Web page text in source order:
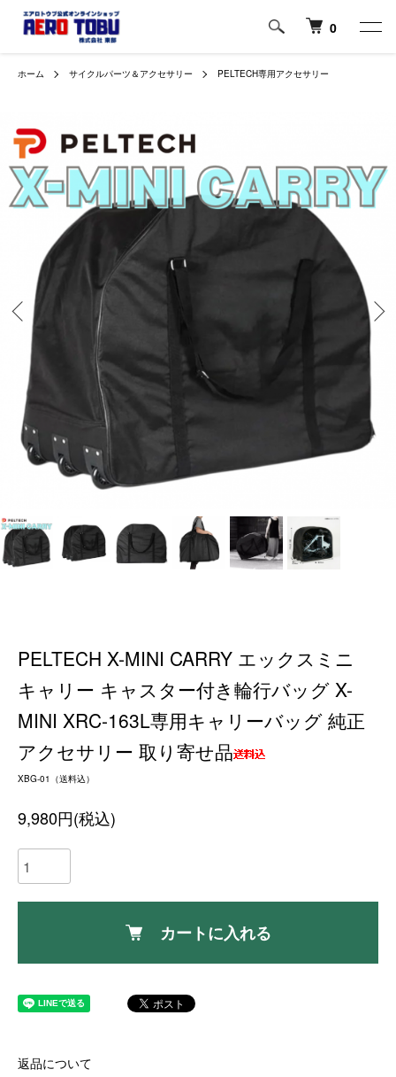
0
ホーム サイクルパーツ＆アクセサリー PELTECH専用アクセサリー
PELTECH X-MINI CARRY エックスミニ
キャリー キャスター付き輪行バッグ X-
MINI XRC-163L専用キャリーバッグ 純正
アクセサリー 取り寄せ品
XBG-01（送料込）
9,980円(税込)
カートに入れる
返品について